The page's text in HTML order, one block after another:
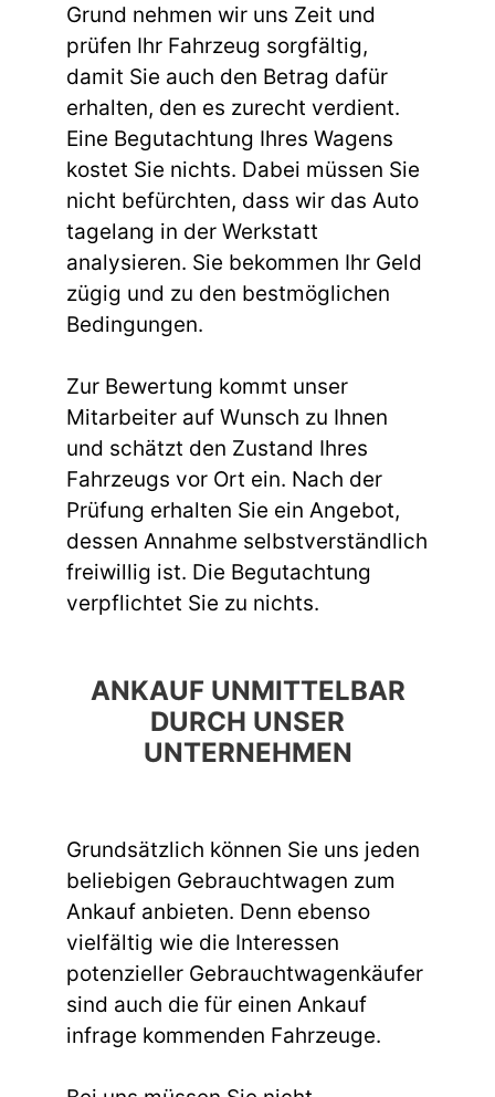
Grund nehmen wir uns Zeit und
prüfen Ihr Fahrzeug sorgfältig,
damit Sie auch den Betrag dafür
erhalten, den es zurecht verdient.
Eine Begutachtung Ihres Wagens
kostet Sie nichts. Dabei müssen Sie
nicht befürchten, dass wir das Auto
tagelang in der Werkstatt
analysieren. Sie bekommen Ihr Geld
zügig und zu den bestmöglichen
Bedingungen.
Zur Bewertung kommt unser
Mitarbeiter auf Wunsch zu Ihnen
und schätzt den Zustand Ihres
Fahrzeugs vor Ort ein. Nach der
Prüfung erhalten Sie ein Angebot,
dessen Annahme selbstverständlich
freiwillig ist. Die Begutachtung
verpflichtet Sie zu nichts.
ANKAUF UNMITTELBAR
DURCH UNSER
UNTERNEHMEN
Grundsätzlich können Sie uns jeden
beliebigen Gebrauchtwagen zum
Ankauf anbieten. Denn ebenso
vielfältig wie die Interessen
potenzieller Gebrauchtwagenkäufer
sind auch die für einen Ankauf
infrage kommenden Fahrzeuge.